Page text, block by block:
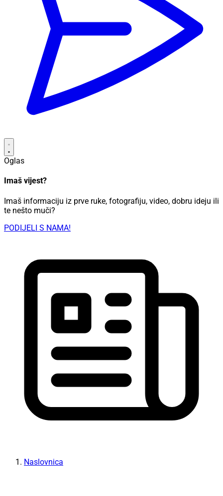
Oglas
Imaš vijest?
Imaš informaciju iz prve ruke, fotografiju, video, dobru ideju ili
te nešto muči?
PODIJELI S NAMA!
Naslovnica